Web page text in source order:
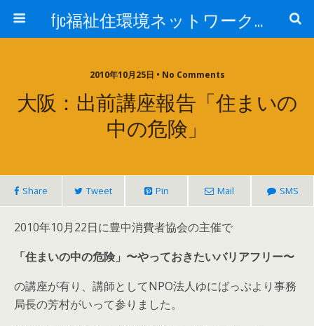
fjc福祉住環境ネットワーク会議
2010年10月25日 • No Comments
大阪：出前講座報告「住まいの
中の危険」
Share Tweet Pin Mail SMS
2010年10月22日に豊中消費者協会の主催で
「住まいの中の危険」〜やっておきたいバリアフリー〜
の講座が有り、講師としてNPO法人ゆにばっぷより事務
局長の芳村がいって参りました。